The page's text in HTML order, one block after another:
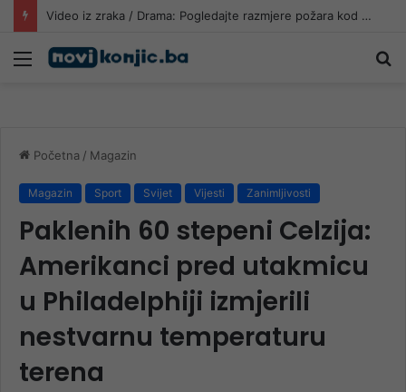
Video iz zraka / Drama: Pogledajte razmjere požara kod Konjica, ugrožen i dalekovod
Meni
Početna / Magazin
Magazin Sport Svijet Vijesti Zanimljivosti
Paklenih 60 stepeni Celzija:
Amerikanci pred utakmicu
u Philadelphiji izmjerili
nestvarnu temperaturu
terena